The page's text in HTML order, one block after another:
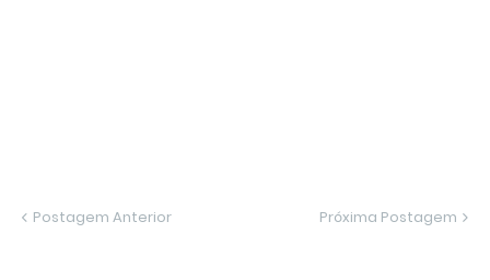
Postagem Anterior Próxima Postagem